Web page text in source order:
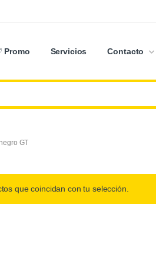
Promo Servicios Contacto
GT
que coincidan con tu selección.